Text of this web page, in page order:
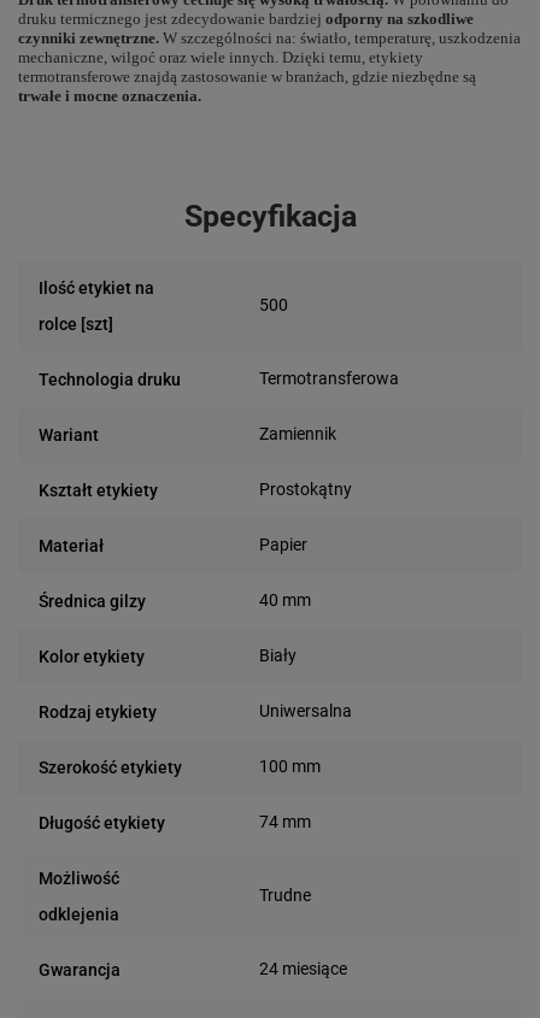
druku termicznego jest zdecydowanie bardziej odporny na szkodliwe
czynniki zewnętrzne. W szczególności na: światło, temperaturę, uszkodzenia
mechaniczne, wilgoć oraz wiele innych. Dzięki temu, etykiety
termotransferowe znajdą zastosowanie w branżach, gdzie niezbędne są
trwałe i mocne oznaczenia.
Specyfikacja
Ilość etykiet na
rolce [szt]
500
Technologia druku Termotransferowa
Wariant Zamiennik
Kształt etykiety Prostokątny
Materiał Papier
Średnica gilzy 40 mm
Kolor etykiety Biały
Rodzaj etykiety Uniwersalna
Szerokość etykiety 100 mm
Długość etykiety 74 mm
Możliwość
odklejenia
Trudne
Gwarancja 24 miesiące